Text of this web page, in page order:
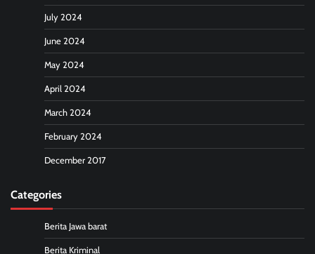
July 2024
June 2024
May 2024
April 2024
March 2024
February 2024
December 2017
Categories
Berita Jawa barat
Berita Kriminal